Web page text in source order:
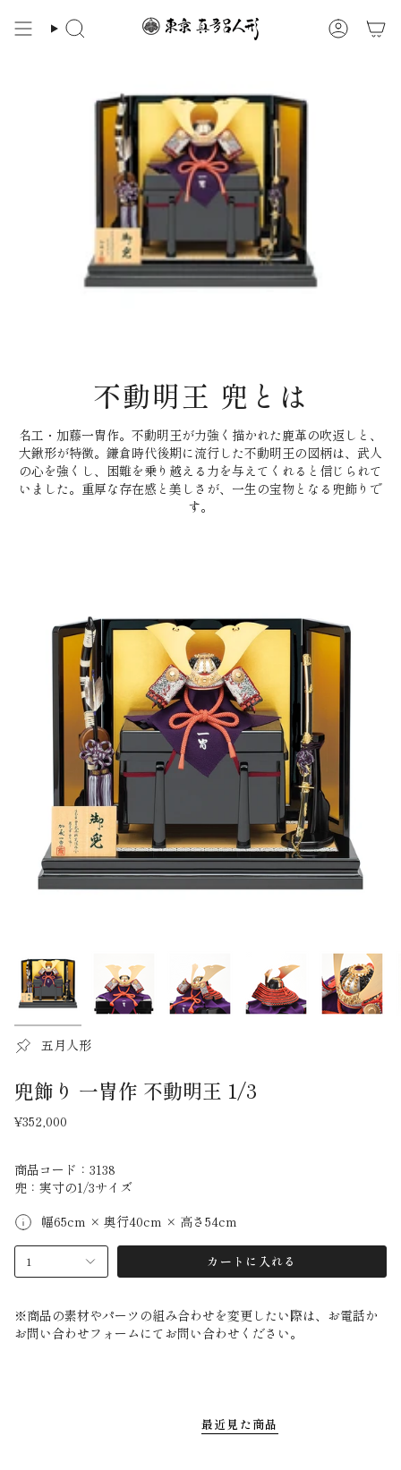
検
ア
不動明王 兜とは
名工・加藤一冑作。不動明王が力強く描かれた鹿革の吹返しと、
大鍬形が特徴。鎌倉時代後期に流行した不動明王の図柄は、武人
の心を強くし、困難を乗り越える力を与えてくれると信じられて
いました。重厚な存在感と美しさが、一生の宝物となる兜飾りで
す。
五月人形
兜飾り 一冑作 不動明王 1/3
¥352,000
商品コード：3138
兜：実寸の1/3サイズ
幅65cm × 奥行40cm × 高さ54cm
1 カートに入れる
※商品の素材やパーツの組み合わせを変更したい際は、お電話か
お問い合わせフォームにてお問い合わせください。
最近見た商品